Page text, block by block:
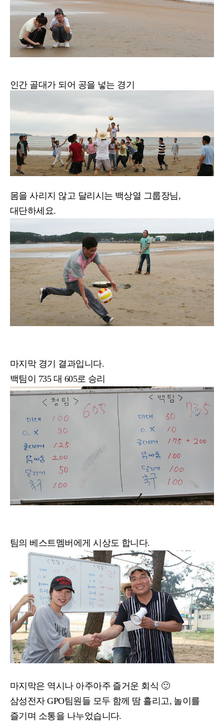
인간 골대가 되어 공을 넣는 경기
몸을 사리지 않고 달리시는 백상열 그룹장님,
대단하세요.
마지막 경기 결과입니다.
백팀이 735 대 605로 승리
팀의 베스트멤버에게 시상도 합니다.
마지막은 역시나 아주아주 즐거운 회식 🙂
삼성전자 GPO팀원들 모두 함께 땀 흘리고, 놀이를
즐기며 소통을 나누었습니다.